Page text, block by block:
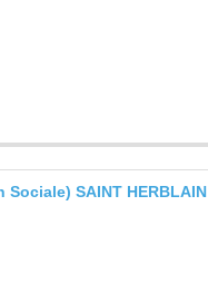
SAINT HERBLAIN